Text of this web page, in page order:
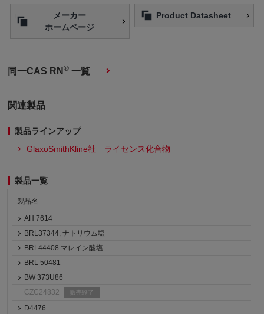
メーカー
ホームページ
Product Datasheet
同一CAS RN® 一覧
関連製品
製品ラインアップ
GlaxoSmithKline社 ライセンス化合物
製品一覧
製品名
AH 7614
BRL37344, ナトリウム塩
BRL44408 マレイン酸塩
BRL 50481
BW 373U86
CZC24832
販売終了
D4476